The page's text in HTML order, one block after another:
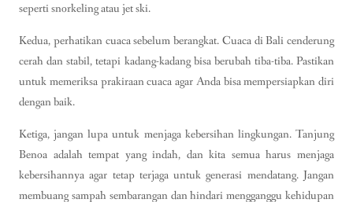
seperti snorkeling atau jet ski.
Kedua, perhatikan cuaca sebelum berangkat. Cuaca di Bali cenderung
cerah dan stabil, tetapi kadang-kadang bisa berubah tiba-tiba. Pastikan
untuk memeriksa prakiraan cuaca agar Anda bisa mempersiapkan diri
dengan baik.
Ketiga, jangan lupa untuk menjaga kebersihan lingkungan. Tanjung
Benoa adalah tempat yang indah, dan kita semua harus menjaga
kebersihannya agar tetap terjaga untuk generasi mendatang. Jangan
membuang sampah sembarangan dan hindari mengganggu kehidupan